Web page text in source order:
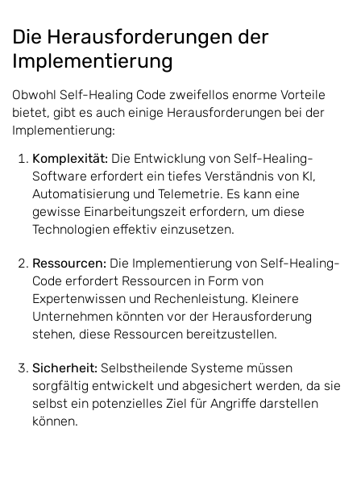
Die Herausforderungen der
Implementierung
Obwohl Self-Healing Code zweifellos enorme Vorteile
bietet, gibt es auch einige Herausforderungen bei der
Implementierung:
Komplexität: Die Entwicklung von Self-Healing-
Software erfordert ein tiefes Verständnis von KI,
Automatisierung und Telemetrie. Es kann eine
gewisse Einarbeitungszeit erfordern, um diese
Technologien effektiv einzusetzen.
Ressourcen: Die Implementierung von Self-Healing-
Code erfordert Ressourcen in Form von
Expertenwissen und Rechenleistung. Kleinere
Unternehmen könnten vor der Herausforderung
stehen, diese Ressourcen bereitzustellen.
Sicherheit: Selbstheilende Systeme müssen
sorgfältig entwickelt und abgesichert werden, da sie
selbst ein potenzielles Ziel für Angriffe darstellen
können.